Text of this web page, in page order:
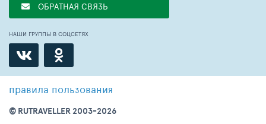
ОБРАТНАЯ СВЯЗЬ
НАШИ ГРУППЫ В СОЦСЕТЯХ
© RUTRAVELLER 2003-2026
правила пользования